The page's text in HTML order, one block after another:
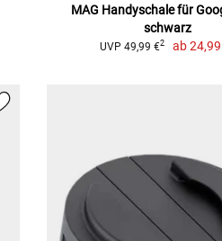
MAG Handyschale für
schwarz
UVP 49,99 €2 ab